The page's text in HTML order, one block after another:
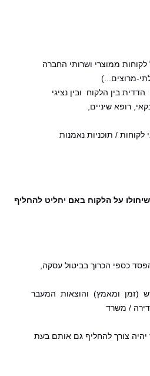
לקוחות ממוצרי ושרותי החברה
מרוצים...)
בין הלקוח ובין נציגי
רופא שיניים,
לקוחות / תוכניות נאמנות
שיחולו על הלקוח באם יחליט להחליף
כספי הכרוך בביטול עסקה,
(זמן ומאמץ) והוצאות המעבר
/ משרד
צורך להחליף גם אותם בעת